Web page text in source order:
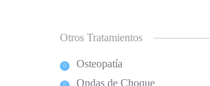
Otros Tratamientos
Osteopatía
Ondas de Choque